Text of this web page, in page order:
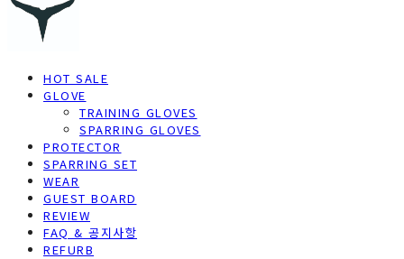
HOT SALE
GLOVE
TRAINING GLOVES
SPARRING GLOVES
PROTECTOR
SPARRING SET
WEAR
GUEST BOARD
REVIEW
FAQ & 공지사항
REFURB